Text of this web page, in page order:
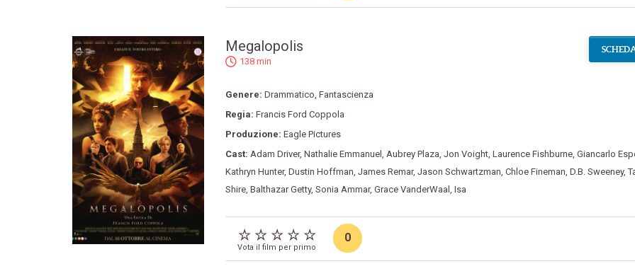
Megalopolis
138 min
Genere: Drammatico, Fantascienza
Regia: Francis Ford Coppola
Produzione: Eagle Pictures
Cast: Adam Driver, Nathalie Emmanuel , Aubrey Plaza, Jon Voight, Laurence Fishburne, Giancarlo
Kathryn Hunter, Dustin Hoffman, James Remar, Jason Schwartzman, Chloe Fineman, D.B. Sweeney,
Shire, Balthazar Getty, Sonia Ammar, Grace VanderWaal , Isa
Vota il film per primo
0